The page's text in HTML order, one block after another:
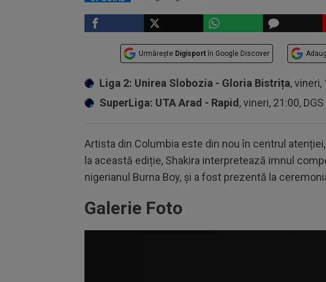
Urmărește Digisport în Google Discover
Liga 2: Unirea Slobozia - Gloria Bistrița, vineri,
SuperLiga: UTA Arad - Rapid , vineri, 21:00, DGS
Artista din Columbia este din nou în centrul
la această ediție, Shakira interpretează imnul
nigerianul Burna Boy, și a fost prezentă la
Galerie Foto